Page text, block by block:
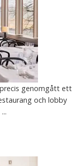
genomgått ett
och lobby